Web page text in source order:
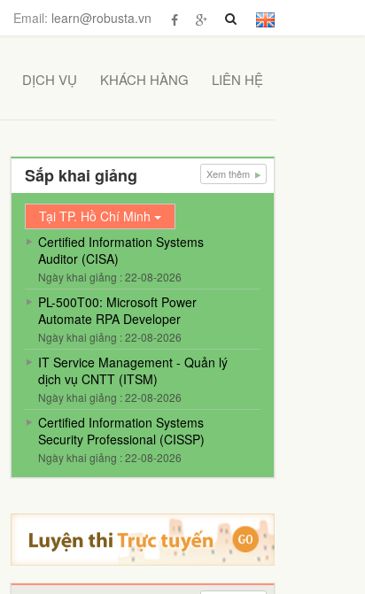
Email: learn@robusta.vn
DỊCH VỤ KHÁCH HÀNG LIÊN HỆ
Sắp khai giảng Xem thêm
Tại TP. Hồ Chí Minh
Certified Information Systems
Auditor (CISA)
Ngày khai giảng : 22-08-2026
PL-500T00: Microsoft Power
Automate RPA Developer
Ngày khai giảng : 22-08-2026
IT Service Management - Quản lý
dịch vụ CNTT (ITSM)
Ngày khai giảng : 22-08-2026
Certified Information Systems
Security Professional (CISSP)
Ngày khai giảng : 22-08-2026